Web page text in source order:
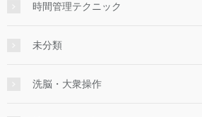
時間管理テクニック
未分類
洗脳・大衆操作